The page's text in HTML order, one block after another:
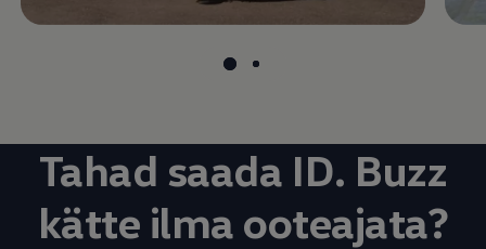
Tahad saada ID. Buzz
kätte ilma ooteajata?